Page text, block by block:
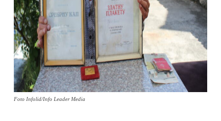
Foto Infolid/Info Leader Media